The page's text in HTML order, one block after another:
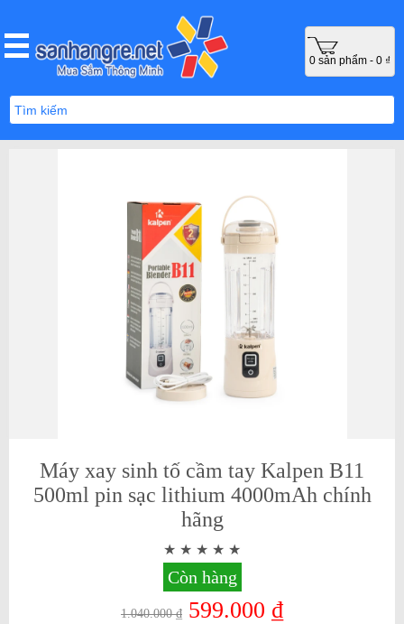
0 sản phẩm - 0 ₫
Máy xay sinh tố cầm tay Kalpen B11
500ml pin sạc lithium 4000mAh chính
hãng
Còn hàng
1.040.000 ₫ 599.000 ₫